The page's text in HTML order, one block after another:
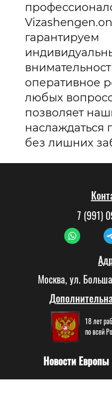
гарантируем
оперативное
любых
позволяет
наслаждаться
без лишних
7 (991)
Москва, ул.
18 лет
по всей
Новости Европы